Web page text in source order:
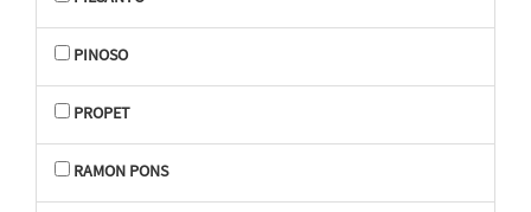
PINOSO
PROPET
RAMON PONS